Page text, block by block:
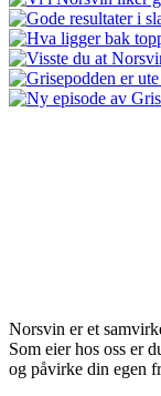
Norsvin er et
Som eier hos oss er
og påvirke din egen